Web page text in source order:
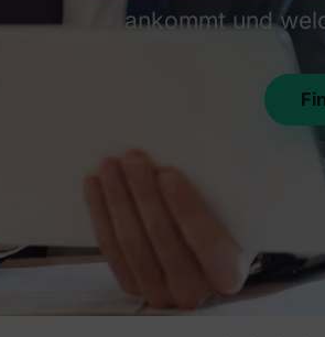
ankommt und